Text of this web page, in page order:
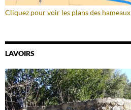
Cliquez pour voir les plans des hameaux
LAVOIRS